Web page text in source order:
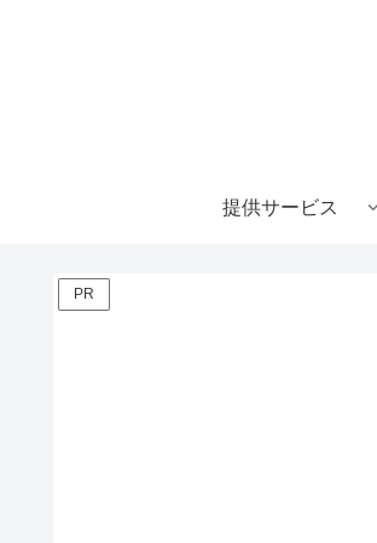
提供サービス
PR